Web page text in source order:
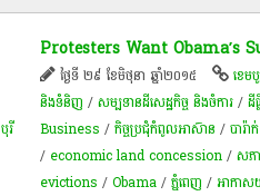
បុរី
Protesters Want Obama’s
ថ្ងៃទី ២៩ ខែមិថុនា ឆ្នាំ២០១៥ ខេម
និងទំនិញ /សម្បទានដីសេដ្ឋកិច្ច និងចំការ/ដី
Business /កិច្ចប្រជុំកំពូលអាស៊ាន /បារ៉ា
/ economic land concession/សភ
evictions /Obama/ភ្នំពេញ /អាកាសយ